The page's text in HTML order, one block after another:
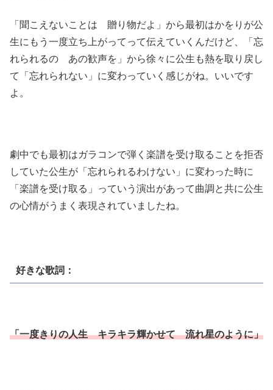
「聞こえないことは 贈り物だよ」から最初はかをりが公
生にもう一度立ち上がってって伝えていくんだけど、「忘
れられるの あの歓声を」から徐々に公生も熱を取り戻し
て「忘れられない」に変わっていく感じがね。いいです
よ。
劇中でも最初はガラコンで弾く楽譜を受け取ることを拒否
していた公生が「忘れられるわけない」に変わった時に
「楽譜を受け取る」っていう演出があって曲調と共に公生
の心情がうまく表現されていましたね。
好きな歌詞：
「一度きりの人生 キラキラ輝かせて 流れ星のように」